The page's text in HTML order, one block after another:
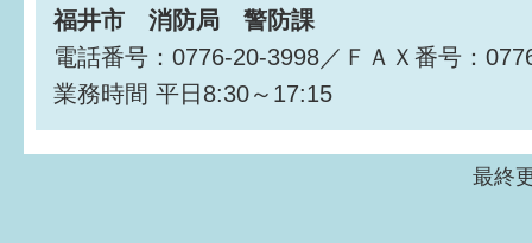
福井市 消防局 警防課
電話番号：0776-20-3998／ＦＡＸ番号：
業務時間 平日8:30～17:15
最終